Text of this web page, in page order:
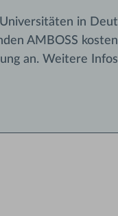
in
AMBOSS
an. Weitere